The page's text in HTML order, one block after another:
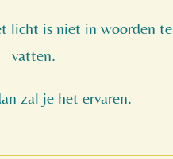
licht is niet in woorden te
vatten.
zal je het ervaren.